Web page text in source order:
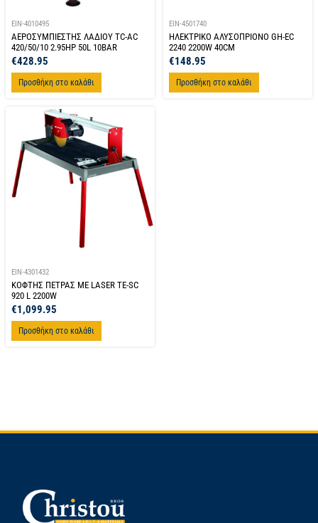
EIN-4010495
ΑΕΡΟΣΥΜΠΙΕΣΤΗΣ ΛΑΔΙΟΥ TC-AC
420/50/10 2.95HP 50L 10BAR
€428.95
Προσθήκη στο καλάθι
EIN-4501740
ΗΛΕΚΤΡΙΚΟ ΑΛΥΣΟΠΡΙΟΝΟ GH-EC
2240 2200W 40CM
€148.95
Προσθήκη στο καλάθι
EIN-4301432
ΚΟΦΤΗΣ ΠΕΤΡΑΣ ΜΕ LASER TE-SC
920 L 2200W
€1,099.95
Προσθήκη στο καλάθι